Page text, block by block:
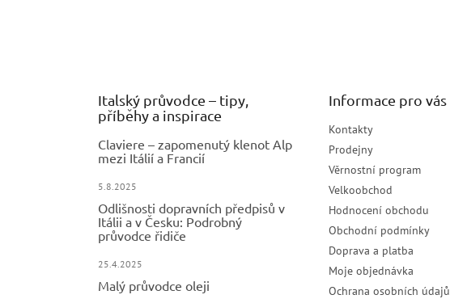
Italský průvodce – tipy,
příběhy a inspirace
Claviere – zapomenutý klenot Alp
mezi Itálií a Francií
5.8.2025
Odlišnosti dopravních předpisů v
Itálii a v Česku: Podrobný
průvodce řidiče
25.4.2025
Malý průvodce oleji
Informace pro vás
Kontakty
Prodejny
Věrnostní program
Velkoobchod
Hodnocení obchodu
Obchodní podmínky
Doprava a platba
Moje objednávka
Ochrana osobních údajů